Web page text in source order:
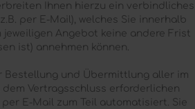
Ihnen hierzu ein verbindliches
per E-Mail), welches Sie innerhalb
jeweiligen Angebot keine andere Frist
ist) annehmen können.
Bestellung und Übermittlung aller im
Vertragsschluss erforderlichen
E-Mail zum Teil automatisiert. Sie